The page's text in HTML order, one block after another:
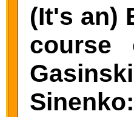
(It's an)
course
Sinenko: